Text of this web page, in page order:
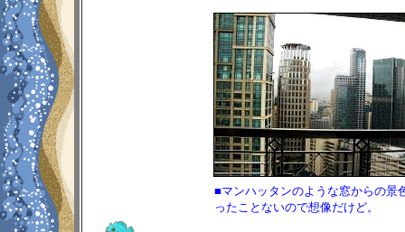
■マンハッタンのような窓からの景
ったことないので想像だけど。